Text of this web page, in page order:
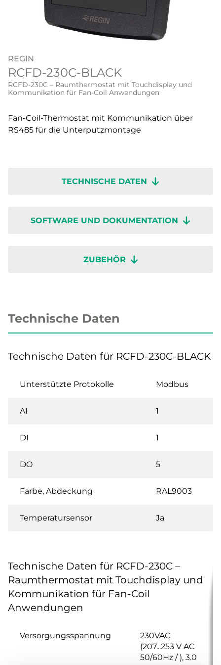
REGIN
RCFD-230C-BLACK
RCFD-230C – Raumthermostat mit Touchdisplay und
Kommunikation für Fan-Coil Anwendungen
Fan-Coil-Thermostat mit Kommunikation über
RS485 für die Unterputzmontage
TECHNISCHE DATEN
SOFTWARE UND DOKUMENTATION
ZUBEHÖR
Technische Daten
Technische Daten für RCFD-230C-BLACK
Unterstützte Protokolle Modbus
AI 1
DI 1
DO 5
Farbe, Abdeckung RAL9003
Temperatursensor Ja
Technische Daten für RCFD-230C –
Raumthermostat mit Touchdisplay und
Kommunikation für Fan-Coil
Anwendungen
Versorgungsspannung
230VAC
(207...253 V AC
50/60Hz / ), 3.0